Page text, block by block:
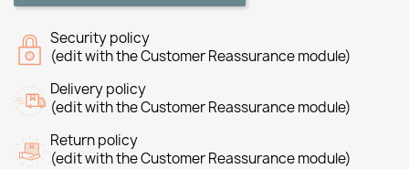
Security policy
(edit with the Customer Reassurance module)
Delivery policy
(edit with the Customer Reassurance module)
Return policy
(edit with the Customer Reassurance module)